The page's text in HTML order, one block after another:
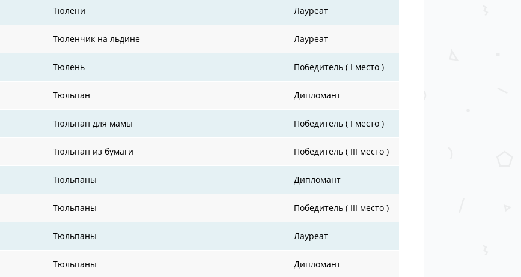
Тюлени
Лауреат
Тюленчик на льдине
Лауреат
Тюлень
Победитель ( I место )
Тюльпан
Дипломант
Тюльпан для мамы
Победитель ( I место )
Тюльпан из бумаги
Победитель ( III место )
Тюльпаны
Дипломант
Тюльпаны
Победитель ( III место )
Тюльпаны
Лауреат
Тюльпаны
Дипломант